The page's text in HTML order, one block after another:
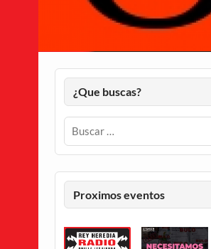
¿Que buscas?
Proximos eventos